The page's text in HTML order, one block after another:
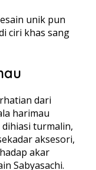
unik pun
ciri khas sang
dari
harimau
turmalin,
aksesori,
akar
Sabyasachi.